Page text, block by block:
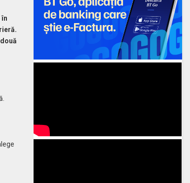
în